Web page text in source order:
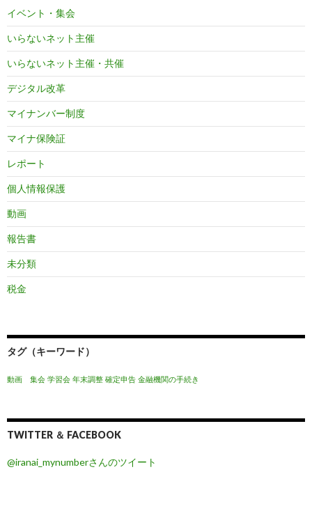
イベント・集会
いらないネット主催
いらないネット主催・共催
デジタル改革
マイナンバー制度
マイナ保険証
レポート
個人情報保護
動画
報告書
未分類
税金
タグ（キーワード）
動画 集会 学習会 年末調整 確定申告 金融機関の手続き
TWITTER ＆ FACEBOOK
@iranai_mynumberさんのツイート